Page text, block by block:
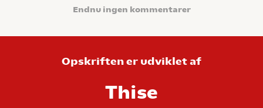
Endnu ingen kommentarer
Opskriften er udviklet af
Thise